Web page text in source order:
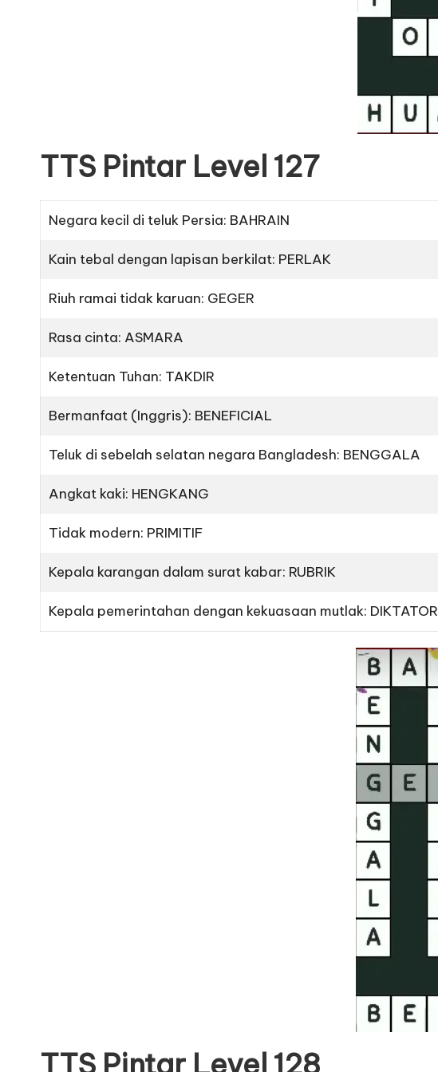
TTS Pintar Level 127
Negara kecil di teluk Persia: BAHRAIN
Kain tebal dengan lapisan berkilat: PERLAK
Riuh ramai tidak karuan: GEGER
Rasa cinta: ASMARA
Ketentuan Tuhan: TAKDIR
Bermanfaat (Inggris): BENEFICIAL
Teluk di sebelah selatan negara Bangladesh: BENGGALA
Angkat kaki: HENGKANG
Tidak modern: PRIMITIF
Kepala karangan dalam surat kabar: RUBRIK
Kepala pemerintahan dengan kekuasaan mutlak: DIKTATOR